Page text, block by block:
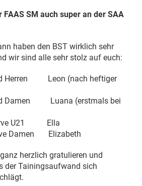
SM auch super an der SAA
haben den BST wirklich sehr
wir sind alle sehr stolz auf euch:
Herren Leon (nach heftiger
Damen Luana (erstmals bei
U21 Ella
Damen Elizabeth
herzlich gratulieren und
der Tainingsaufwand sich